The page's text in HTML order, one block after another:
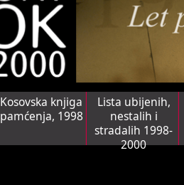
Kosovska knjiga
pamćenja, 1998
Lista ubijenih,
nestalih i
stradalih 1998-
2000